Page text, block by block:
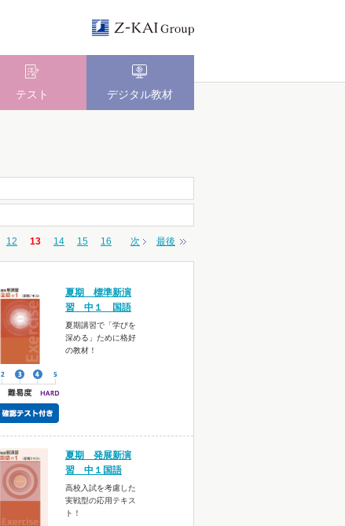
テスト デジタル教材
12 13 14 15 16 次 最後
夏期 標準新演
習 中１ 国語
夏期講習で「学びを
深める」ために格好
の教材！
夏期 発展新演
習 中１国語
高校入試を考慮した
実戦型の応用テキス
ト！